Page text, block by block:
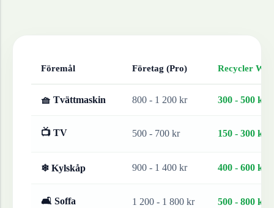
Föremål Företag (Pro) Recycler
🧺 Tvättmaskin 800 - 1 200 kr 300 - 500 kr
📺 TV 500 - 700 kr 150 - 300 kr
❄ Kylskåp 900 - 1 400 kr 400 - 600 kr
🛋 Soffa 1 200 - 1 800 kr 500 - 800 kr